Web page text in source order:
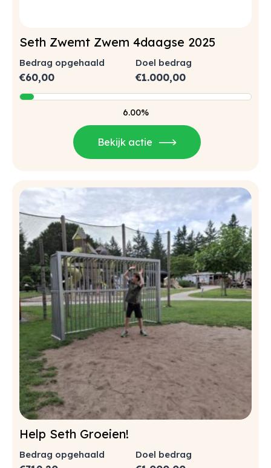
Bekijk actie
Seth Zwemt Zwem 4daagse 2025
6.00%
€1.000,00
Doel bedrag
€60,00
Bedrag opgehaald
Help Seth Groeien!
Doel bedrag
Bedrag opgehaald